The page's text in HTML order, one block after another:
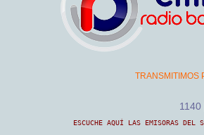
TRANSMITIMOS
1140
ESCUCHE AQUÍ LAS EMISORAS DEL